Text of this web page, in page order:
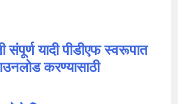
संपूर्ण यादी पीडीएफ स्वरूपात
करण्यासाठी